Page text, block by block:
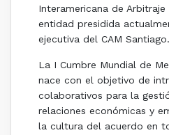
Interamericana de Arbitraje
entidad presidida
ejecutiva del CAM Santiago.
La I Cumbre Mundial de
nace con el objetivo de
colaborativos para la
relaciones económicas y
la cultura del acuerdo en